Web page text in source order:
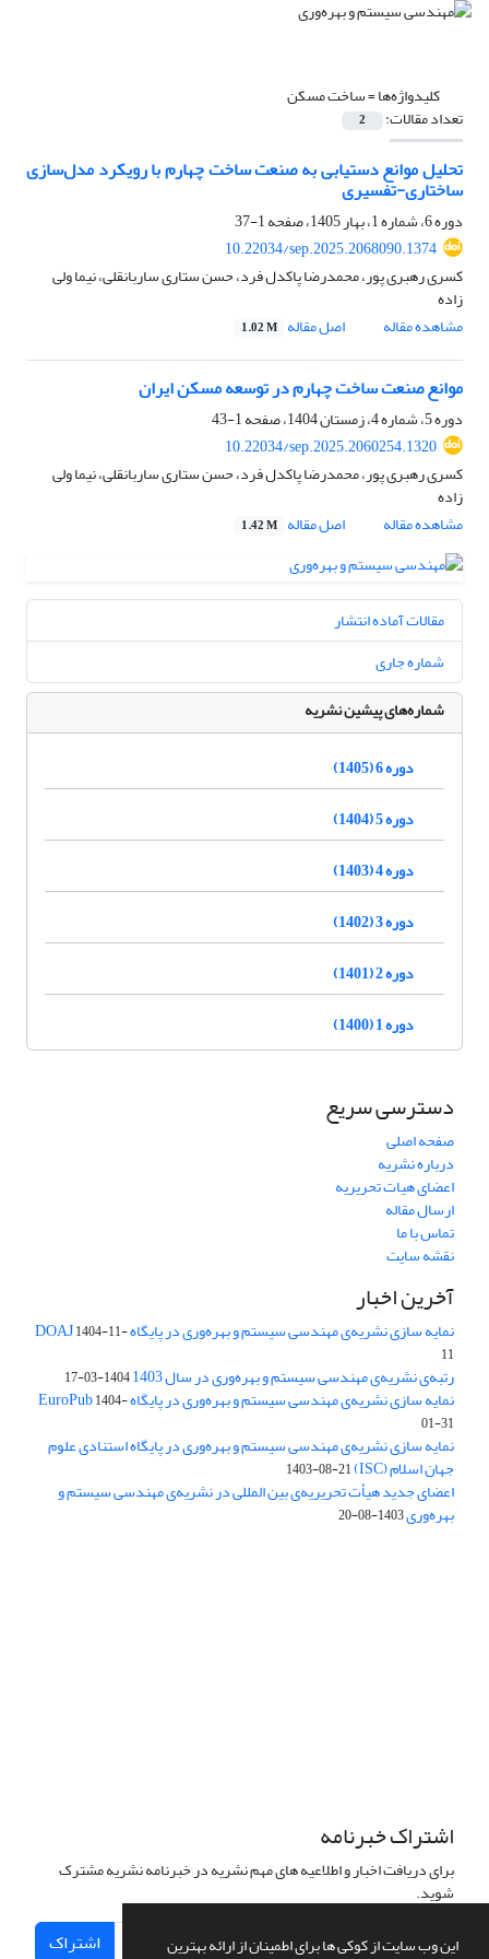
این وب سایت از کوکی ها برای اطمینان از ارائه بهترین
کلیدواژه‌ها =ساخت مسکن
تعداد مقالات: 2
تحلیل موانع دستیابی به صنعت ساخت چهارم با رویکرد مدل‌سازی
ساختاری-تفسیری
دوره 6، شماره 1، بهار 1405، صفحه
1-37
10.22034/sep.2025.2068090.1374
کسری رهبری پور، محمدرضا پاکدل فرد، حسن ستاری ساربانقلی، نیما ولی
زاده
مشاهده مقاله
اصل مقاله 1.02 M
موانع صنعت ساخت چهارم در توسعه مسکن ایران
دوره 5، شماره 4، زمستان 1404، صفحه
1-43
10.22034/sep.2025.2060254.1320
کسری رهبری پور، محمدرضا پاکدل فرد، حسن ستاری ساربانقلی، نیما ولی
زاده
مشاهده مقاله
اصل مقاله 1.42 M
مقالات آماده انتشار
شماره جاری
شماره‌های پیشین نشریه
دوره 6 (1405)
دوره 5 (1404)
دوره 4 (1403)
دوره 3 (1402)
دوره 2 (1401)
دوره 1 (1400)
دسترسی سریع
صفحه اصلی
درباره نشریه
اعضای هیات تحریریه
ارسال مقاله
تماس با ما
نقشه سایت
آخرین اخبار
نمایه سازی نشریه‌ی مهندسی سیستم و بهره‌وری در پایگاه DOAJ1404-11-
11
رتبه‌ی نشریه‌ی مهندسی سیستم و بهره‌وری در سال 1403 1404-03-17
نمایه سازی نشریه‌ی مهندسی سیستم و بهره‌وری در پایگاه EuroPub1404-
01-31
نمایه سازی نشریه‌ی مهندسی سیستم و بهره‌وری در پایگاه استنادی علوم
جهان اسلام (ISC) 1403-08-21
اعضای جدید هیأت تحریریه‌ی بین المللی در نشریه‌ی مهندسی سیستم و
بهره‌وری1403-08-20
اشتراک خبرنامه
برای دریافت اخبار و اطلاعیه های مهم نشریه در خبرنامه نشریه مشترک
شوید.
اشتراک